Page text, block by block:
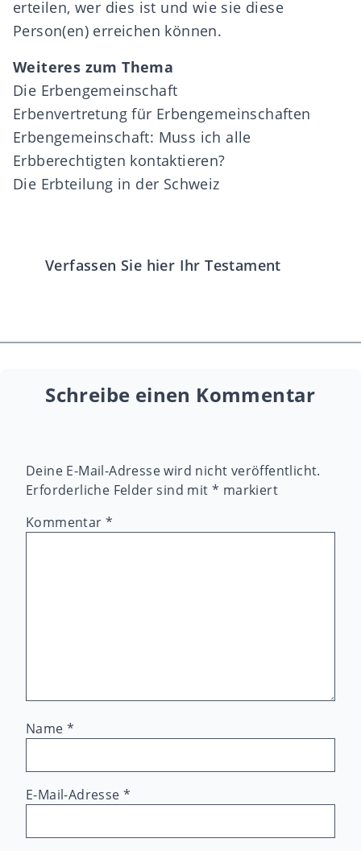
erteilen, wer dies ist und wie sie diese
Person(en) erreichen können.
Weiteres zum Thema
Die Erbengemeinschaft
Erbenvertretung für Erbengemeinschaften
Erbengemeinschaft: Muss ich alle
Erbberechtigten kontaktieren?
Die Erbteilung in der Schweiz
Verfassen Sie hier Ihr Testament
Schreibe einen Kommentar
Deine E-Mail-Adresse wird nicht veröffentlicht.
Erforderliche Felder sind mit * markiert
Kommentar*
Name *
E-Mail-Adresse*